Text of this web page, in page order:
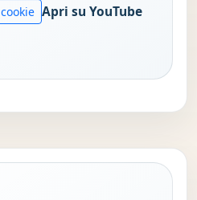
Apri su YouTube